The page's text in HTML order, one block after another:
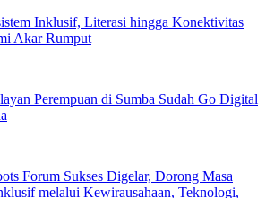
Inklusif, Literasi hingga Konektivitas
Akar Rumput
Perempuan di Sumba Sudah Go Digital
Forum Sukses Digelar, Dorong Masa
melalui Kewirausahaan, Teknologi,